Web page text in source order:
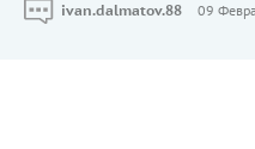
ivan.dalmatov.88
09